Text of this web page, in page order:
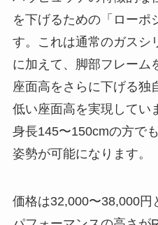
を下げるための「ローポ
す。これは通常のガスシ
に加えて、脚部フレーム
座面高をさらに下げる独
低い座面高を実現してい
身長145〜150cmの方で
姿勢が可能になります。
価格は32,000〜38,000円